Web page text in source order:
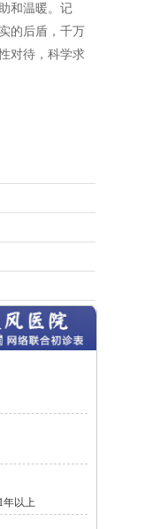
和温暖。记
的后盾，千万
对待，科学求
1年以上